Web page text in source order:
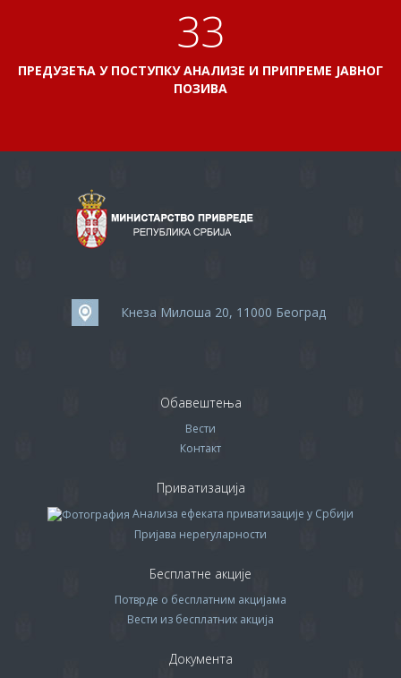
38
ПРЕДУЗЕЋА У ПОСТУПКУ АНАЛИЗЕ И ПРИПРЕМЕ ЈАВНОГ
ПОЗИВА
Кнеза Милоша 20, 11000 Београд
Обавештења
Вести
Контакт
Приватизација
Анализа ефеката приватизације у Србији
Пријава нерегуларности
Бесплатне акције
Потврде о бесплатним акцијама
Вести из бесплатних акција
Документа